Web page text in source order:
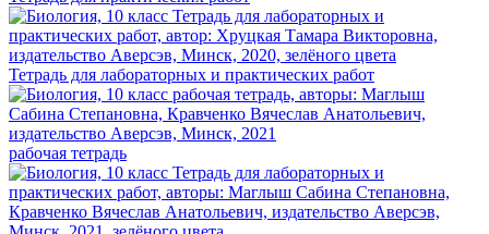
Тетрадь для лабораторных и практических работ
рабочая тетрадь